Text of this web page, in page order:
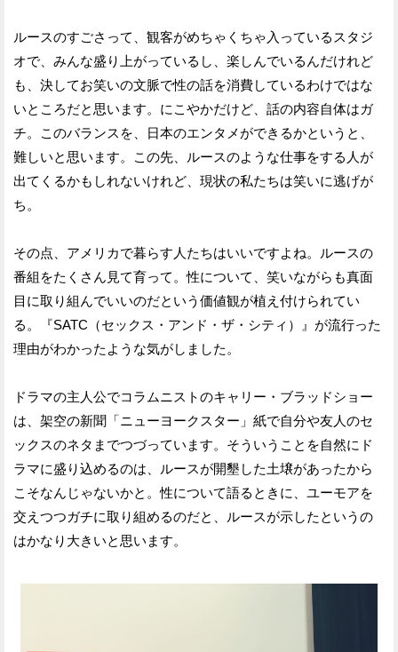
ルースのすごさって、観客がめちゃくちゃ入っているスタジ
オで、みんな盛り上がっているし、楽しんでいるんだけれど
も、決してお笑いの文脈で性の話を消費しているわけではな
いところだと思います。にこやかだけど、話の内容自体はガ
チ。このバランスを、日本のエンタメができるかというと、
難しいと思います。この先、ルースのような仕事をする人が
出てくるかもしれないけれど、現状の私たちは笑いに逃げが
ち。
その点、アメリカで暮らす人たちはいいですよね。ルースの
番組をたくさん見て育って。性について、笑いながらも真面
目に取り組んでいいのだという価値観が植え付けられてい
る。『SATC（セックス・アンド・ザ・シティ）』が流行った
理由がわかったような気がしました。
ドラマの主人公でコラムニストのキャリー・ブラッドショー
は、架空の新聞「ニューヨークスター」紙で自分や友人のセ
ックスのネタまでつづっています。そういうことを自然にド
ラマに盛り込めるのは、ルースが開墾した土壌があったから
こそなんじゃないかと。性について語るときに、ユーモアを
交えつつガチに取り組めるのだと、ルースが示したというの
はかなり大きいと思います。